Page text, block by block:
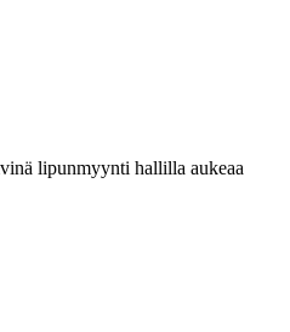
lipunmyynti hallilla aukeaa